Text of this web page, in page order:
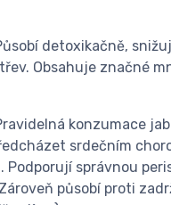
detoxikačně,
Obsahuje značné
konzumace
srdečním
správnou
působí proti